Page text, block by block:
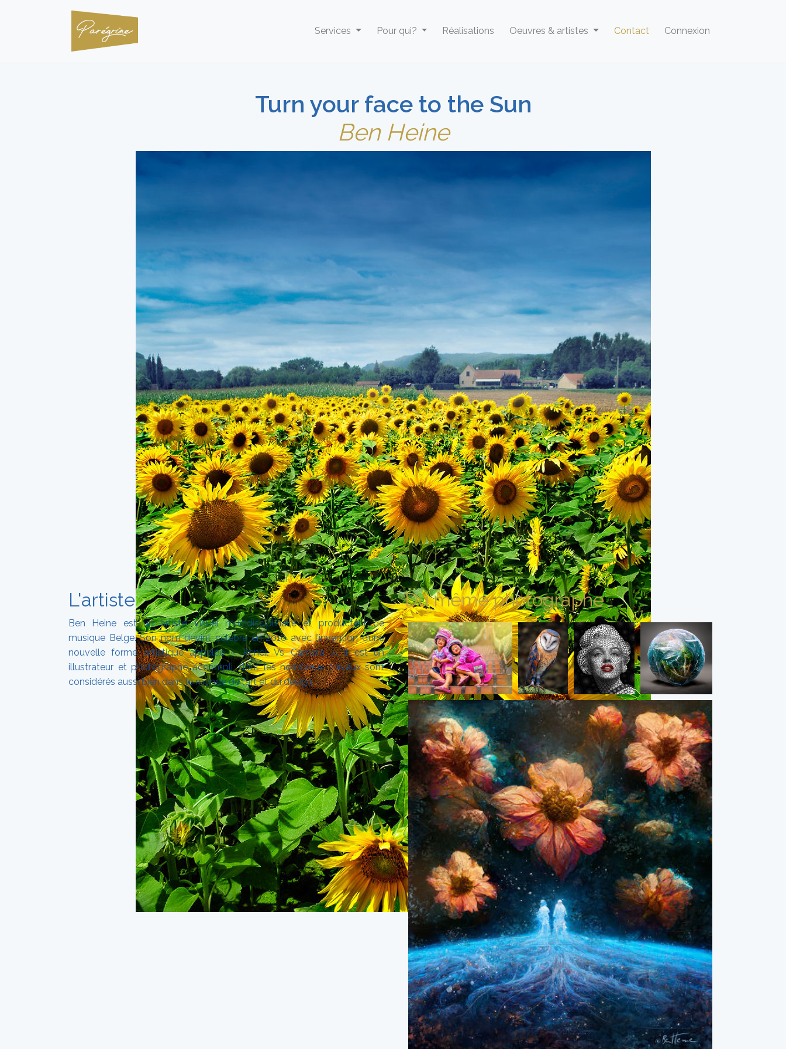
Services Pour qui? Réalisations Oeuvres & artistes Contact Connexion
Turn your face to the Sun
Ben Heine
L'artiste
Ben Heine est un artiste visuel multidisciplinaire et producteur de
musique Belge. Son nom devint célèbre en 2010 avec l’invention d’une
nouvelle forme artistique appelée « Pencil Vs Camera ». Il est un
illustrateur et photographe accompli, dont les nombreux travaux sont
considérés aussi bien dans le monde de l’art et du design.
Du même photographe